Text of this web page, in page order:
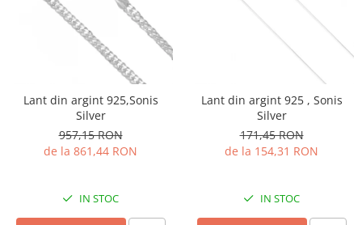
Lant din argint 925,Sonis
Silver
957,15 RON
de la 861,44 RON
IN STOC
Lant din argint 925 , Sonis
Silver
171,45 RON
de la 154,31 RON
IN STOC